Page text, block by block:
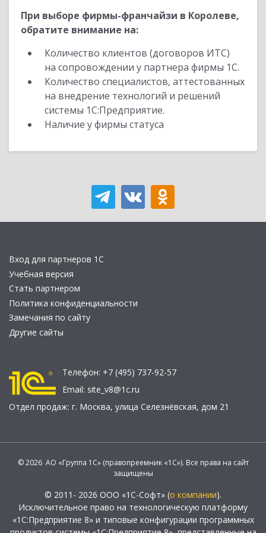
При выборе фирмы-франчайзи в Королеве,
обратите внимание на:
Количество клиентов (договоров ИТС)
на сопровождении у партнера фирмы 1С.
Количество специалистов, аттестованных
на внедрение технологий и решений
системы 1С:Предприятие.
Наличие у фирмы статуса
Вход для партнеров 1С
Учебная версия
Стать партнером
Политика конфиденциальности
Замечания по сайту
Другие сайты
Телефон: +7 (495) 737-92-57
Email: site_v8@1c.ru
Отдел продаж: г. Москва, улица Селезнёвская, дом 21
© 2026 АО «Группа 1С» (правопреемник «1С»). Все права на сайт
защищены
© 2011- 2026 ООО «1С-Софт» (о компании).
Исключительное право на технологическую платформу
«1С:Предприятие 8» и типовые конфигурации программных